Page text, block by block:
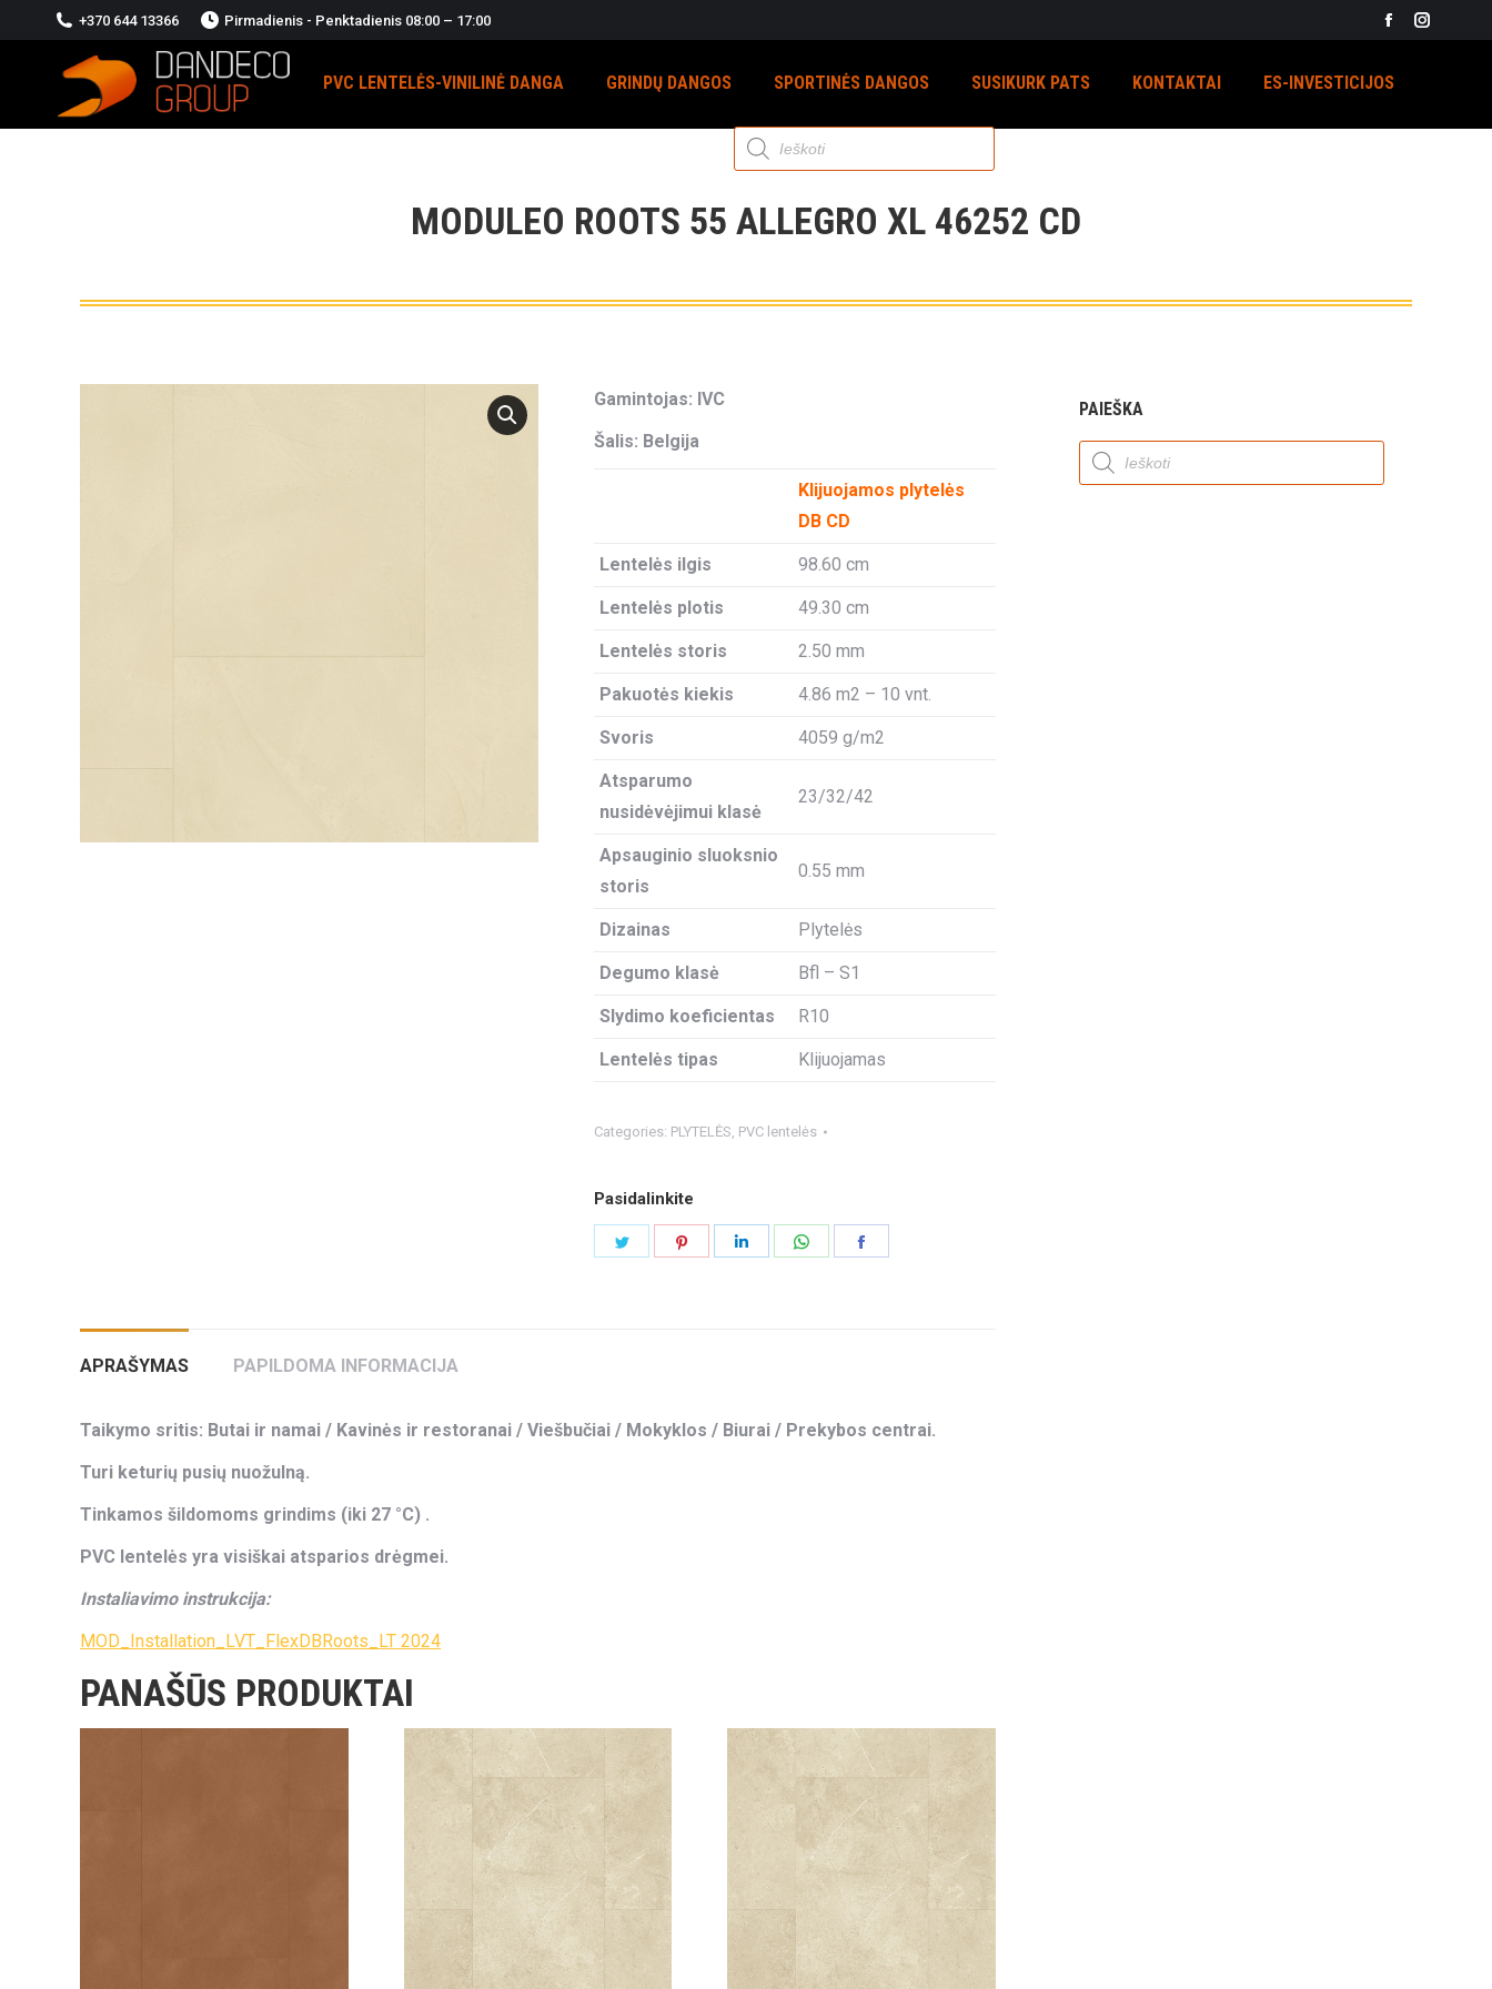
+370 644 13366 Pirmadienis - Penktadienis 08:00 – 17:00
Facebook
opens
PVC LENTELĖS-VINILINĖ DANGA GRINDŲ DANGOS SPORTINĖS DANGOS SUSIKURK PATS KONTAKTAI ES-INVESTICIJOS
Products
search
MODULEO ROOTS 55 ALLEGRO XL 46252 CD
Gamintojas: IVC
Šalis: Belgija
Klijuojamos plytelės
DB CD
Lentelės ilgis 98.60 cm
Lentelės plotis 49.30 cm
Lentelės storis 2.50 mm
Pakuotės kiekis 4.86 m2 – 10 vnt.
Svoris 4059 g/m2
Atsparumo
nusidėvėjimui klasė
23/32/42
Apsauginio sluoksnio
storis
0.55 mm
Dizainas Plytelės
Degumo klasė Bfl – S1
Slydimo koeficientas R10
Lentelės tipas Klijuojamas
Categories: PLYTELĖS, PVC lentelės
Pasidalinkite
Share
Share
APRAŠYMAS PAPILDOMA INFORMACIJA
Taikymo sritis: Butai ir namai / Kavinės ir restoranai / Viešbučiai / Mokyklos / Biurai / Prekybos centrai.
Turi keturių pusių nuožulną.
Tinkamos šildomoms grindims (iki 27 °C) .
PVC lentelės yra visiškai atsparios drėgmei.
Instaliavimo instrukcija:
MOD_Installation_LVT_FlexDBRoots_LT 2024
PANAŠŪS PRODUKTAI
PAIEŠKA
Products
search